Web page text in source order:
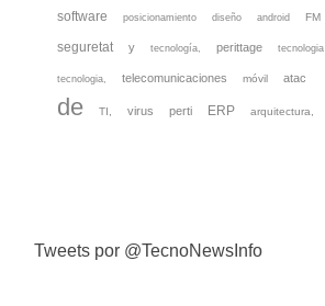
software posicionamiento diseño android FM
seguretat y tecnología, perittage tecnologia
tecnologia, telecomunicaciones móvil atac
de TI, virus perti ERP arquitectura,
Tweets por @TecnoNewsInfo